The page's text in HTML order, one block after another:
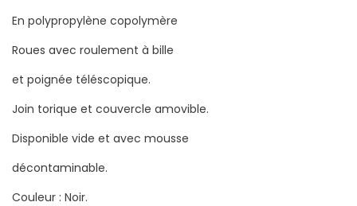
En polypropylène copolymère
Roues avec roulement à bille
et poignée téléscopique.
Join torique et couvercle amovible.
Disponible vide et avec mousse
décontaminable.
Couleur : Noir.